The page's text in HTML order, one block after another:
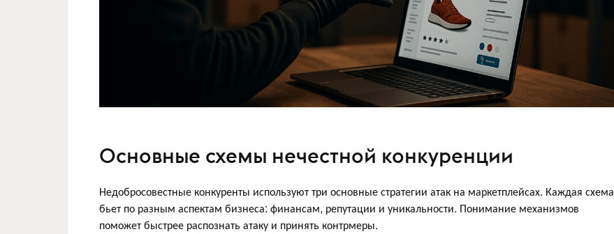
Основные схемы нечестной конкуренции
Недобросовестные конкуренты используют три основные стратегии атак на маркетплейсах. Каждая схема
бьет по разным аспектам бизнеса: финансам, репутации и уникальности. Понимание механизмов
поможет быстрее распознать атаку и принять контрмеры.